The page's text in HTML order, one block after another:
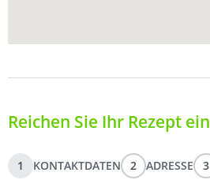
Reichen Sie Ihr Rezept ein
1 KONTAKTDATEN 2 ADRESSE 3